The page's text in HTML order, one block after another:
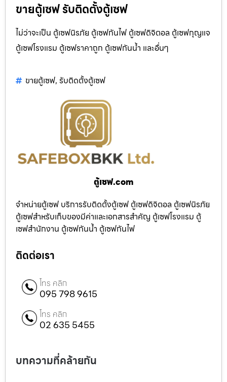
ขายตู้เซฟ รับติดตั้งตู้เซฟ
ไม่ว่าจะเป็น ตู้เซฟนิรภัย ตู้เซฟกันไฟ ตู้เซฟดิจิตอล ตู้เซฟกุญแจ
ตู้เซฟโรงแรม ตู้เซฟราคาถูก ตู้เซฟกันน้ำ และอื่นๆ
ขายตู้เซฟ, รับติดตั้งตู้เซฟ
ตู้เซฟ.com
จำหน่ายตู้เซฟ บริการรับติดตั้งตู้เซฟ ตู้เซฟดิจิตอล ตู้เซฟนิรภัย
ตู้เซฟสำหรับเก็บของมีค่าและเอกสารสำคัญ ตู้เซฟโรงแรม ตู้
เซฟสำนักงาน ตู้เซฟกันน้ำ ตู้เซฟกันไฟ
ติดต่อเรา
โทร คลิก
095 798 9615
โทร คลิก
02 635 5455
บทความที่คล้ายกัน